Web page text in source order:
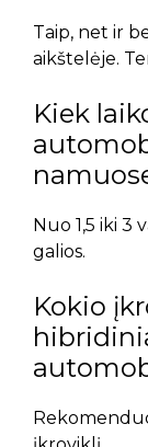
Taip, net ir
aikštelėje.
Kiek
Nuo 1,5 iki
galios.
Kokio